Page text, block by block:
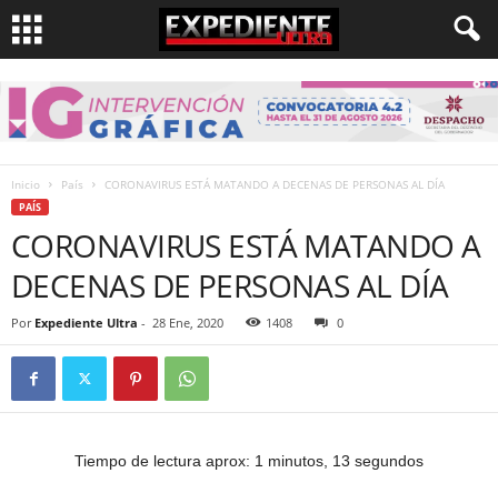
Inicio País CORONAVIRUS ESTÁ MATANDO A DECENAS DE PERSONAS AL DÍA
PAÍS
CORONAVIRUS ESTÁ MATANDO A
DECENAS DE PERSONAS AL DÍA
Por Expediente Ultra - 28 Ene, 2020 1408 0
Tiempo de lectura aprox: 1 minutos, 13 segundos